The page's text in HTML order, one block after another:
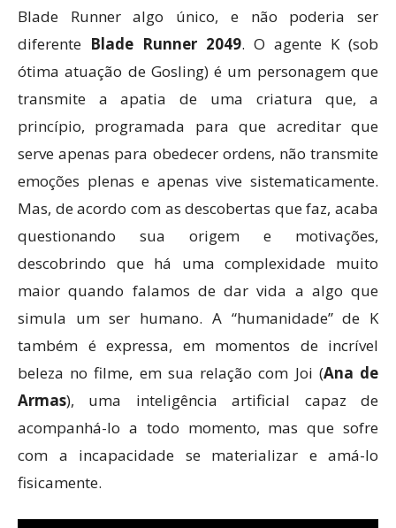
Blade Runner algo único, e não poderia ser
diferente Blade Runner 2049. O agente K (sob
ótima atuação de Gosling) é um personagem que
transmite a apatia de uma criatura que, a
princípio, programada para que acreditar que
serve apenas para obedecer ordens, não transmite
emoções plenas e apenas vive sistematicamente.
Mas, de acordo com as descobertas que faz, acaba
questionando sua origem e motivações,
descobrindo que há uma complexidade muito
maior quando falamos de dar vida a algo que
simula um ser humano. A “humanidade” de K
também é expressa, em momentos de incrível
beleza no filme, em sua relação com Joi (Ana de
Armas), uma inteligência artificial capaz de
acompanhá-lo a todo momento, mas que sofre
com a incapacidade se materializar e amá-lo
fisicamente.